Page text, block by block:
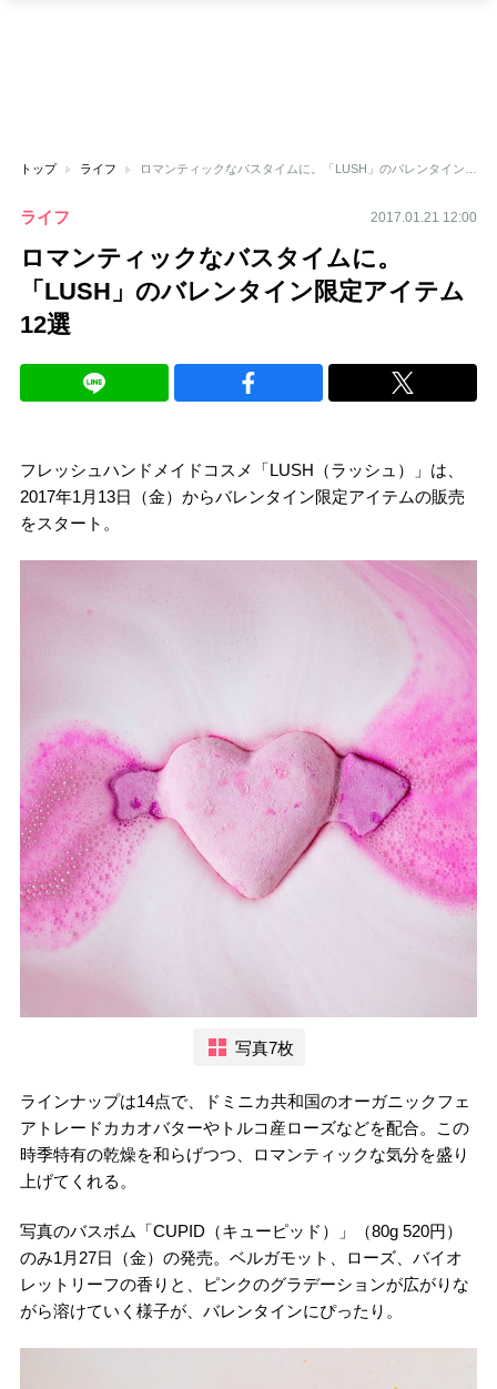
トップ ライフ
ライフ 2017.01.21 12:00
ロマンティックなバスタイムに。
「LUSH」のバレンタイン限定アイテム
12選
フレッシュハンドメイドコスメ「LUSH（ラッシュ）」は、
2017年1月13日（金）からバレンタイン限定アイテムの販売
をスタート。
写真7枚
ラインナップは14点で、ドミニカ共和国のオーガニックフェ
アトレードカカオバターやトルコ産ローズなどを配合。この
時季特有の乾燥を和らげつつ、ロマンティックな気分を盛り
上げてくれる。
写真のバスボム「CUPID（キューピッド）」（80g 520円）
のみ1月27日（金）の発売。ベルガモット、ローズ、バイオ
レットリーフの香りと、ピンクのグラデーションが広がりな
がら溶けていく様子が、バレンタインにぴったり。